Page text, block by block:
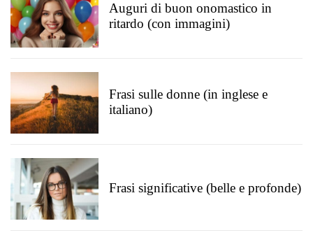
Auguri di buon onomastico in
ritardo (con immagini)
Frasi sulle donne (in inglese e
italiano)
Frasi significative (belle e profonde)